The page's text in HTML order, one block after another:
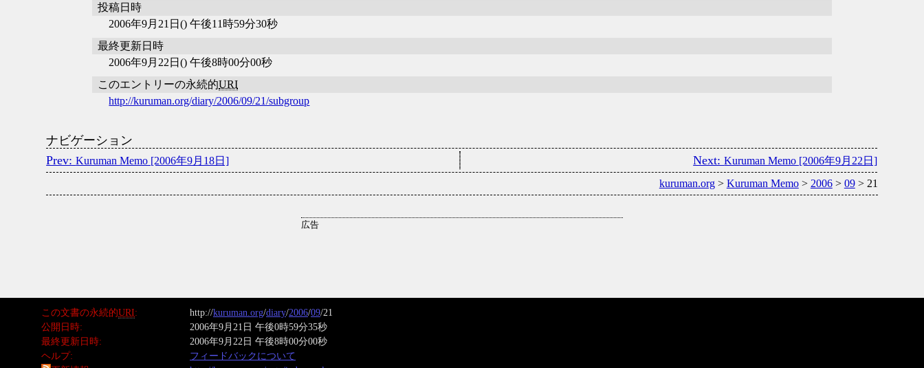
投稿日時
2006年9月21日() 午後11時59分30秒
最終更新日時
2006年9月22日() 午後8時00分00秒
このエントリーの永続的URI
http://kuruman.org/diary/2006/09/21/subgroup
ナビゲーション
Kuruman Memo [2006年9月18日]
Kuruman Memo [2006年9月22日]
kuruman.org> Kuruman Memo> 2006> 09> 21
この文書の永続的URI http://kuruman.org/diary/2006/09/21
公開日時
2006年9月21日 午後0時59分35秒
最終更新日時
2006年9月22日 午後8時00分00秒
ヘルプ
フィードバックについて